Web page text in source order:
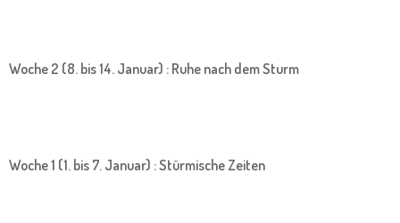
Woche 2 (8. bis 14. Januar) : Ruhe nach dem Sturm
Woche 1 (1. bis 7. Januar) : Stürmische Zeiten